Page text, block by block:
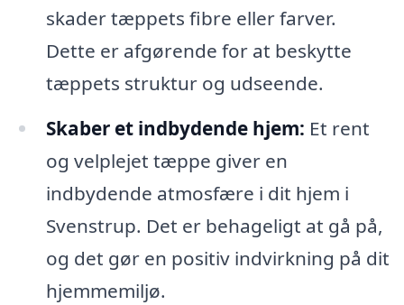
skader tæppets fibre eller farver.
Dette er afgørende for at beskytte
tæppets struktur og udseende.
Skaber et indbydende hjem: Et rent
og velplejet tæppe giver en
indbydende atmosfære i dit hjem i
Svenstrup. Det er behageligt at gå på,
og det gør en positiv indvirkning på dit
hjemmemiljø.